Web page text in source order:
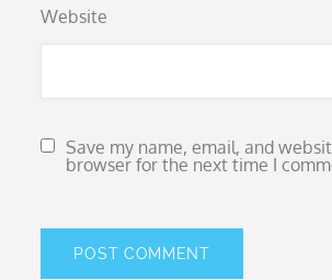
Website
Save my name, email, and
browser for the next time I